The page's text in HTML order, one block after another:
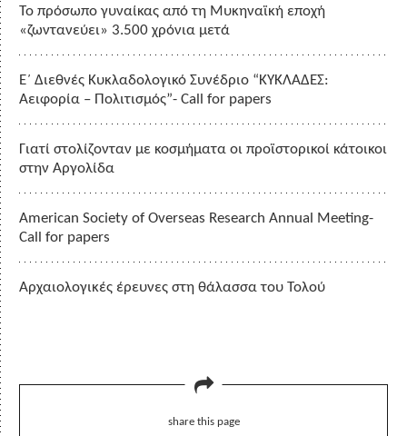
Το πρόσωπο γυναίκας από τη Μυκηναϊκή εποχή
«ζωντανεύει» 3.500 χρόνια μετά
Ε΄ Διεθνές Κυκλαδολογικό Συνέδριο “ΚΥΚΛΑΔΕΣ:
Αειφορία – Πολιτισμός”- Call for papers
Γιατί στολίζονταν με κοσμήματα οι προϊστορικοί κάτοικοι
στην Αργολίδα
American Society of Overseas Research Annual Meeting-
Call for papers
Αρχαιολογικές έρευνες στη θάλασσα του Τολού
share this page